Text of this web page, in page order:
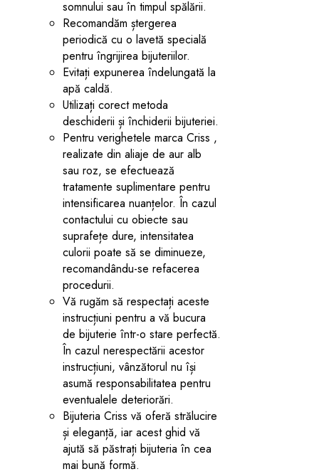
somnului sau în timpul spălării.
Recomandăm ștergerea
periodică cu o lavetă specială
pentru îngrijirea bijuteriilor.
Evitați expunerea îndelungată la
apă caldă.
Utilizați corect metoda
deschiderii și închiderii bijuteriei.
Pentru verighetele marca Criss ,
realizate din aliaje de aur alb
sau roz, se efectuează
tratamente suplimentare pentru
intensificarea nuanțelor. În cazul
contactului cu obiecte sau
suprafețe dure, intensitatea
culorii poate să se diminueze,
recomandându-se refacerea
procedurii.
Vă rugăm să respectați aceste
instrucțiuni pentru a vă bucura
de bijuterie într-o stare perfectă.
În cazul nerespectării acestor
instrucțiuni, vânzătorul nu își
asumă responsabilitatea pentru
eventualele deteriorări.
Bijuteria Criss vă oferă strălucire
și eleganță, iar acest ghid vă
ajută să păstrați bijuteria în cea
mai bună formă.